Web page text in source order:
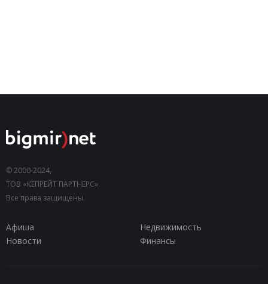
© 2000-2024,
ТОВ «КЕПРЕЙТ ПАРТНЕРС».
Все права защищены.
Афиша
Недвижимость
Новости
Финансы